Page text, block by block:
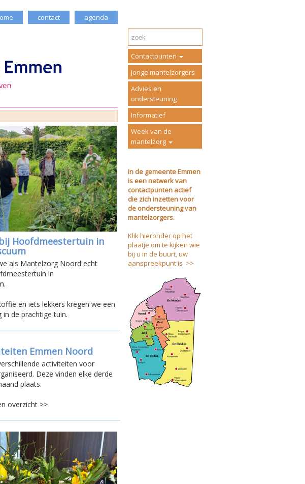
contact agenda
Hoofdmeestertuin in
als Mantelzorg Noord echt
in
en iets lekkers kregen we een
in de prachtige tuin.
Emmen Noord
activiteiten voor
Deze vinden elke derde
plaats.
overzicht >>
Contactpunten
Jonge mantelzorgers
Advies en
ondersteuning
Informatief
Week van de
mantelzorg
In de gemeente Emmen
is een netwerk van
contactpunten actief
die zich inzetten voor
de ondersteuning van
mantelzorgers.
Klik hieronder op het
plaatje om te kijken wie
bij u in de buurt, uw
aanspreekpunt is >>